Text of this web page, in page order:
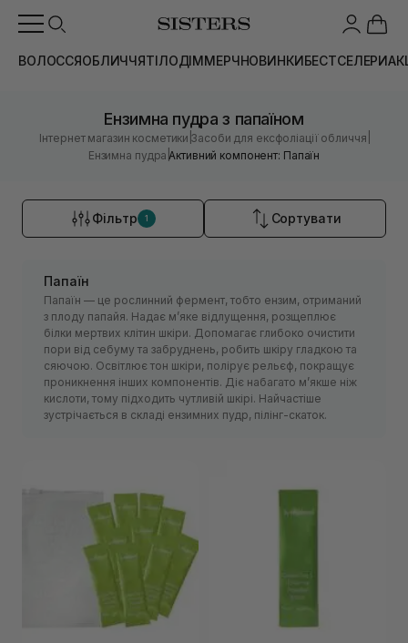
ВОЛОССЯОБЛИЧЧЯТІЛОДІММЕРЧНОВИНКИБЕСТСЕЛЕРИ
Ензимна пудра з папаїном
Інтернет магазин косметики |Засоби для ексфоліації обличчя
Ензимна пудра |Активний компонент: Папаїн
Фільтр 1 Сортувати
Папаїн
Папаїн — це рослинний фермент, тобто ензим, отриманий
з плоду папайя. Надає мʼяке відлущення, розщеплює
білки мертвих клітин шкіри. Допомагає глибоко очистити
пори від себуму та забруднень, робить шкіру гладкою та
сяючою. Освітлює тон шкіри, полірує рельєф, покращує
проникнення інших компонентів. Діє набагато мʼякше ніж
кислоти, тому підходить чутливій шкірі. Найчастіше
зустрічається в складі ензимних пудр, пілінг-скаток.